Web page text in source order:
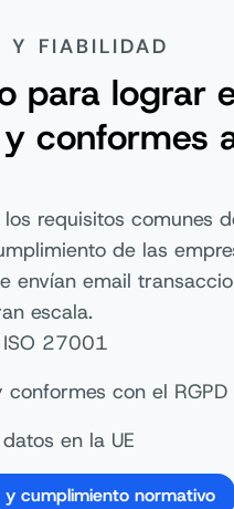
Y FIABILIDAD
para lograr
conformes
requisitos comunes
de las
envían email
escala.
27001
conformes con el RGPD
en la UE
cumplimiento normativo